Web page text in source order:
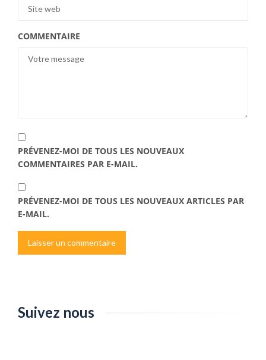
COMMENTAIRE
PRÉVENEZ-MOI DE TOUS LES NOUVEAUX
COMMENTAIRES PAR E-MAIL.
PRÉVENEZ-MOI DE TOUS LES NOUVEAUX ARTICLES PAR
E-MAIL.
Suivez nous